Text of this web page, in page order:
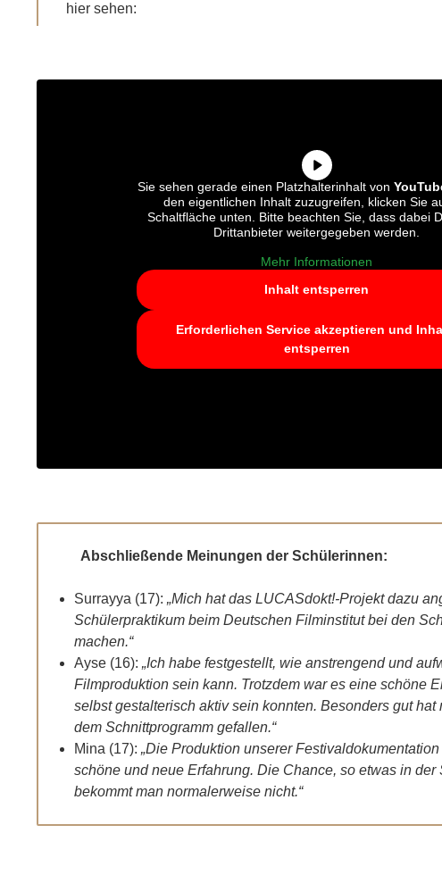
hier sehen:
Sie sehen gerade einen Platzhalterinhalt von
den eigentlichen Inhalt zuzugreifen, klicken Sie
Schaltfläche unten. Bitte beachten Sie, dass dabei
Drittanbieter weitergegeben werden.
Mehr Informationen
Inhalt entsperren
Erforderlichen Service akzeptieren und
entsperren
Abschließende Meinungen der Schülerinnen:
Surrayya (17): „Mich hat das LUCASdokt!-Projekt dazu
Schülerpraktikum beim Deutschen Filminstitut bei den
machen.“
Ayse (16): „Ich habe festgestellt, wie anstrengend und
Filmproduktion sein kann. Trotzdem war es eine schöne
selbst gestalterisch aktiv sein konnten. Besonders gut hat
dem Schnittprogramm gefallen.“
Mina (17): „Die Produktion unserer
schöne und neue Erfahrung. Die Chance, so etwas in der
bekommt man normalerweise nicht.“